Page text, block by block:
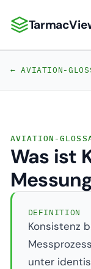
TarmacView:
← AVIATION-
AVIATION-
Was ist
DEFINITION
Konsistenz
unter